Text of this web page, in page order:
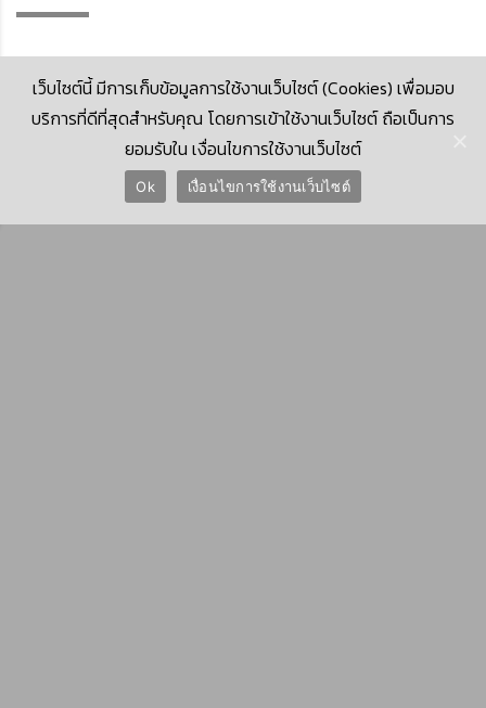
© 2026 Krungthai Computer Services Co., Ltd. (KTCS)
เว็บไซต์นี้ มีการเก็บข้อมูลการใช้งานเว็บไซต์ (Cookies) เพื่อมอบ
บริการที่ดีที่สุดสำหรับคุณ โดยการเข้าใช้งานเว็บไซต์ ถือเป็นการ
ยอมรับใน เงื่อนไขการใช้งานเว็บไซต์
Ok เงื่อนไขการใช้งานเว็บไซต์